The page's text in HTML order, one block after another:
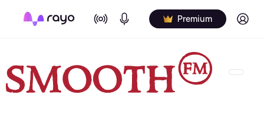
On Air Podcasts Premium Log in